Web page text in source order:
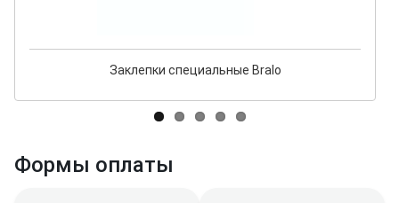
Заклепки специальные Bralo
Формы оплаты